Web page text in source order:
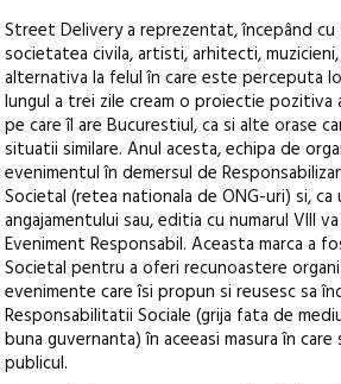
Street Delivery a reprezentat, începând cu
societatea civila, artisti, arhitecti,
alternativa la felul în care este perceputa
lungul a trei zile cream o proiectie
pe care îl are Bucurestiul, ca si alte orase
situatii similare. Anul acesta, echipa de
evenimentul în demersul de
Societal (retea nationala de ONG-uri) si, ca
angajamentului sau, editia cu numarul VIII
Eveniment Responsabil. Aceasta marca a
Societal pentru a oferi recunoastere
evenimente care îsi propun si reusesc sa
Responsabilitatii Sociale (grija fata de
buna guvernanta) în aceeasi masura în
publicul.